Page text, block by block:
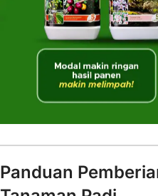
Panduan